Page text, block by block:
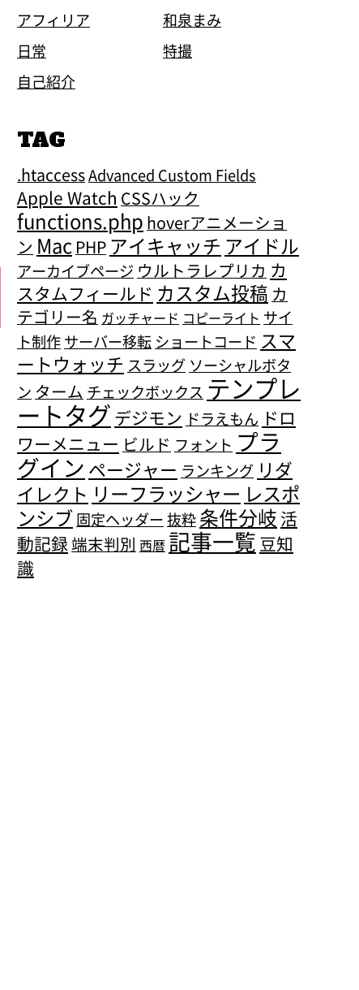
アフィリア
和泉まみ
日常
特撮
自己紹介
TAG
.htaccessAdvanced Custom Fields
Apple Watch CSSハック
functions.php hoverアニメーショ
ン Mac PHP アイキャッチ アイドル
アーカイブページ ウルトラレプリカ カ
スタムフィールド カスタム投稿 カ
テゴリー名 ガッチャード コピーライト サイ
ト制作サーバー移転 ショートコード スマ
ートウォッチ スラッグ ソーシャルボタ
ン ターム チェックボックス テンプレ
ートタグ デジモン ドラえもん ドロ
ワーメニュー ビルド フォント プラ
グイン ページャー ランキング リダ
イレクト リーフラッシャー レスポ
ンシブ固定ヘッダー抜粋条件分岐 活
動記録端末判別 西暦 記事一覧 豆知
識